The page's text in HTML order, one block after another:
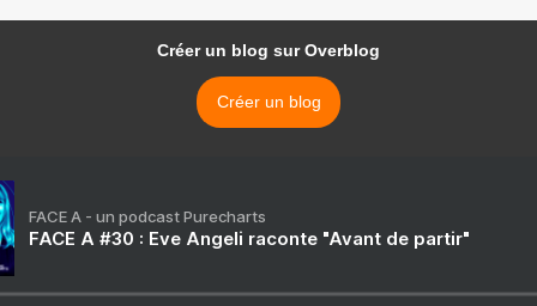
Créer un blog sur Overblog
Créer un blog
FACE A - un podcast Purecharts
FACE A #30 : Eve Angeli raconte "Avant de partir"